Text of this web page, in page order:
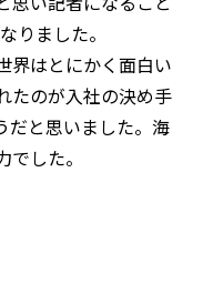
りました。
界はとにかく面白い
たのが入社の決め手
だと思いました。海
した。